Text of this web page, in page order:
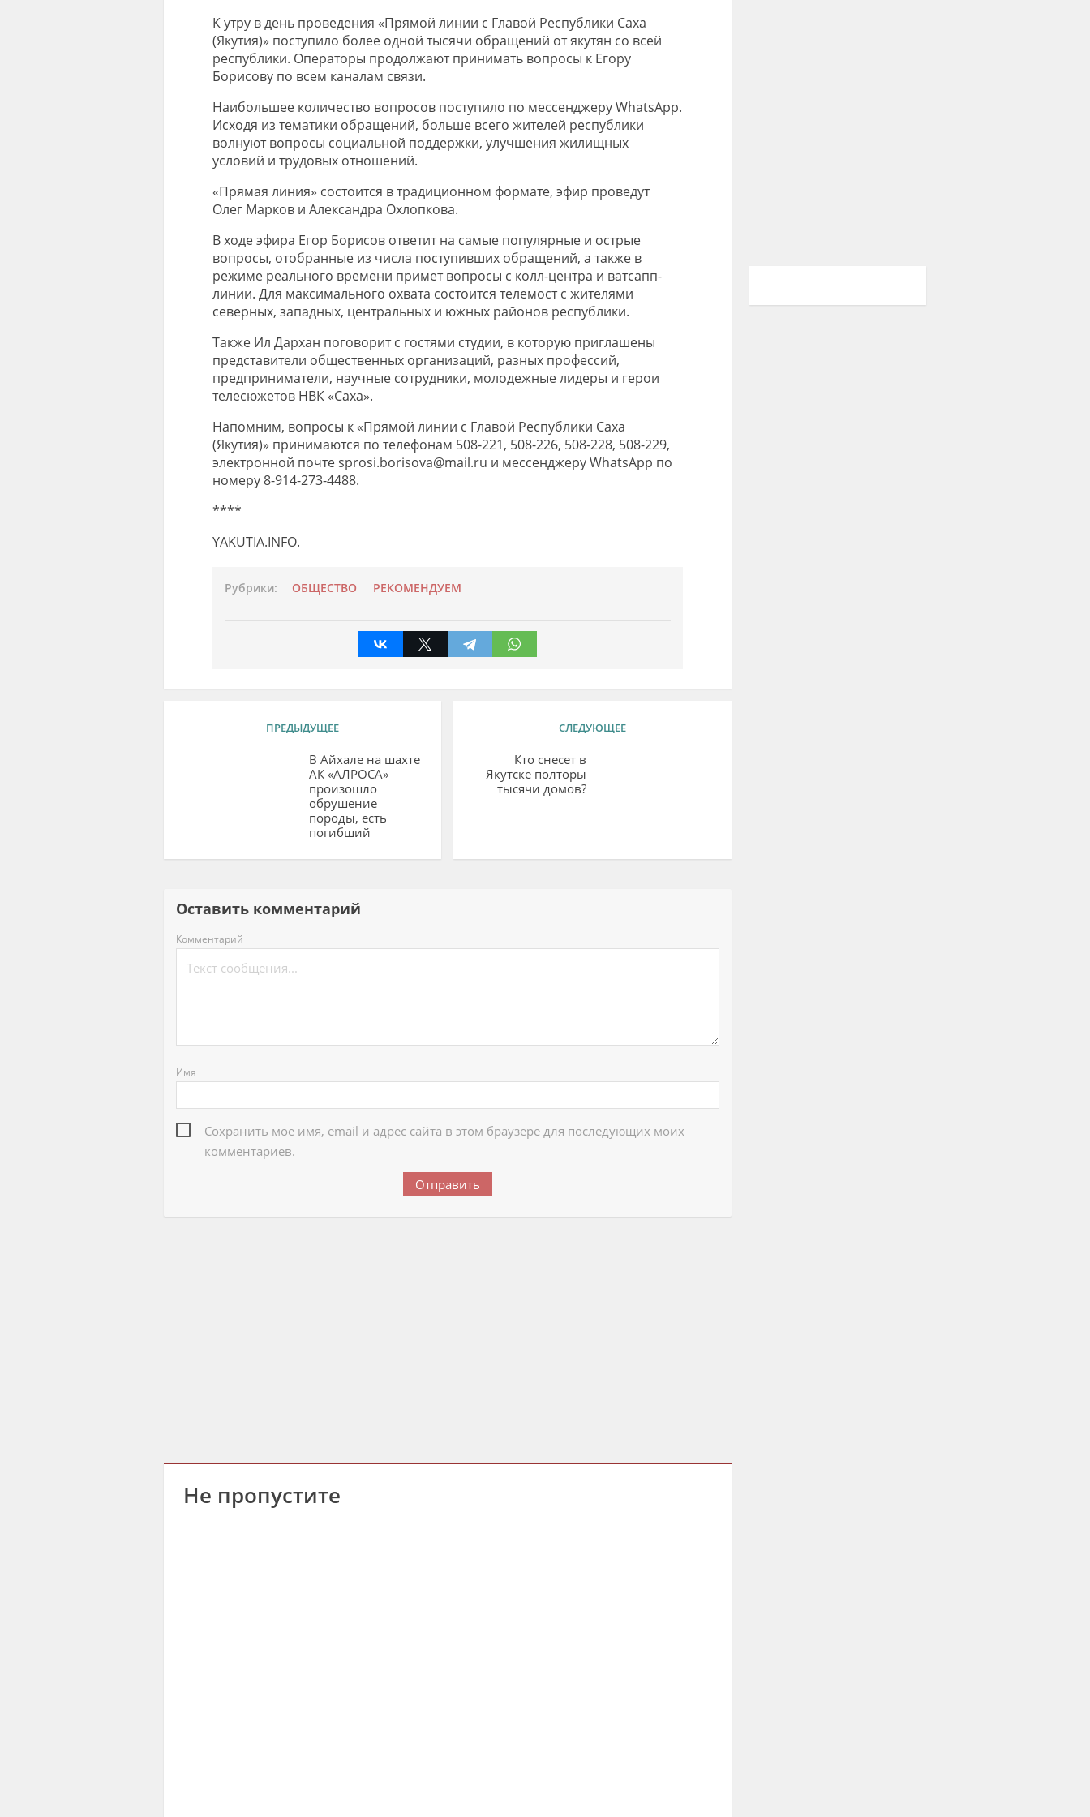
К утру в день проведения «Прямой линии с Главой Республики Саха
(Якутия)» поступило более одной тысячи обращений от якутян со всей
республики. Операторы продолжают принимать вопросы к Егору
Борисову по всем каналам связи.
Наибольшее количество вопросов поступило по мессенджеру WhatsApp.
Исходя из тематики обращений, больше всего жителей республики
волнуют вопросы социальной поддержки, улучшения жилищных
условий и трудовых отношений.
«Прямая линия» состоится в традиционном формате, эфир проведут
Олег Марков и Александра Охлопкова.
В ходе эфира Егор Борисов ответит на самые популярные и острые
вопросы, отобранные из числа поступивших обращений, а также в
режиме реального времени примет вопросы с колл-центра и ватсапп-
линии. Для максимального охвата состоится телемост с жителями
северных, западных, центральных и южных районов республики.
Также Ил Дархан поговорит с гостями студии, в которую приглашены
представители общественных организаций, разных профессий,
предприниматели, научные сотрудники, молодежные лидеры и герои
телесюжетов НВК «Саха».
Напомним, вопросы к «Прямой линии с Главой Республики Саха
(Якутия)» принимаются по телефонам 508-221, 508-226, 508-228, 508-229,
электронной почте sprosi.borisova@mail.ru и мессенджеру WhatsApp по
номеру 8-914-273-4488.
****
YAKUTIA.INFO.
Рубрики: ОБЩЕСТВО РЕКОМЕНДУЕМ
ПРЕДЫДУЩЕЕ
В Айхале на шахте
АК «АЛРОСА»
произошло
обрушение
породы, есть
погибший
СЛЕДУЮЩЕЕ
Кто снесет в
Якутске полторы
тысячи домов?
Оставить комментарий
Комментарий
Имя
Сохранить моё имя, email и адрес сайта в этом браузере для последующих моих
комментариев.
Не пропустите